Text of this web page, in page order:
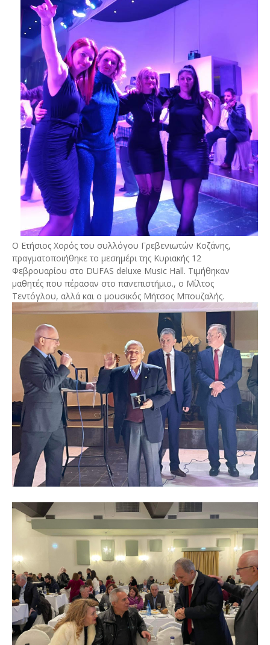
Ο Ετήσιος Χορός του συλλόγου Γρεβενιωτών Κοζάνης,
πραγματοποιήθηκε το μεσημέρι της Κυριακής 12
Φεβρουαρίου στο DUFAS deluxe Music Hall. Τιμήθηκαν
μαθητές που πέρασαν στο πανεπιστήμιο., ο Μίλτος
Τεντόγλου, αλλά και ο μουσικός Μήτσος Μπουζαλής.